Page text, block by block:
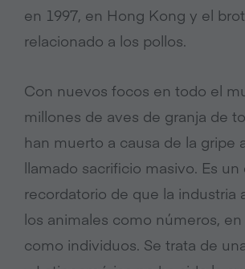
en 1997, en Hong Kong y el
relacionado a los pollos.
Con nuevos focos en todo el
millones de aves de granja de
han muerto a causa de la gripe
llamado sacrificio masivo. Es un
recordatorio de que la industria
los animales como números,
como individuos. Se trata de